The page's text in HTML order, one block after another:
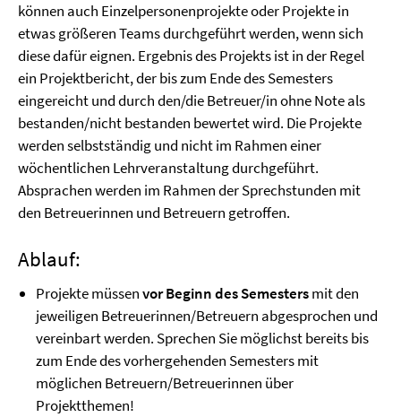
können auch Einzelpersonenprojekte oder Projekte in
etwas größeren Teams durchgeführt werden, wenn sich
diese dafür eignen. Ergebnis des Projekts ist in der Regel
ein Projektbericht, der bis zum Ende des Semesters
eingereicht und durch den/die Betreuer/in ohne Note als
bestanden/nicht bestanden bewertet wird. Die Projekte
werden selbstständig und nicht im Rahmen einer
wöchentlichen Lehrveranstaltung durchgeführt.
Absprachen werden im Rahmen der Sprechstunden mit
den Betreuerinnen und Betreuern getroffen.
Ablauf:
Projekte müssenvor Beginn des Semestersmit den
jeweiligen Betreuerinnen/Betreuern abgesprochen und
vereinbart werden. Sprechen Sie möglichst bereits bis
zum Ende des vorhergehenden Semesters mit
möglichen Betreuern/Betreuerinnen über
Projektthemen!